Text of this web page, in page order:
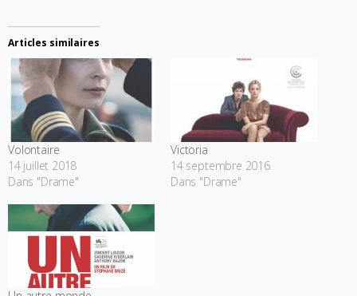
Articles similaires
Volontaire
14 juillet 2018
Dans "Drame"
Victoria
14 septembre 2016
Dans "Drame"